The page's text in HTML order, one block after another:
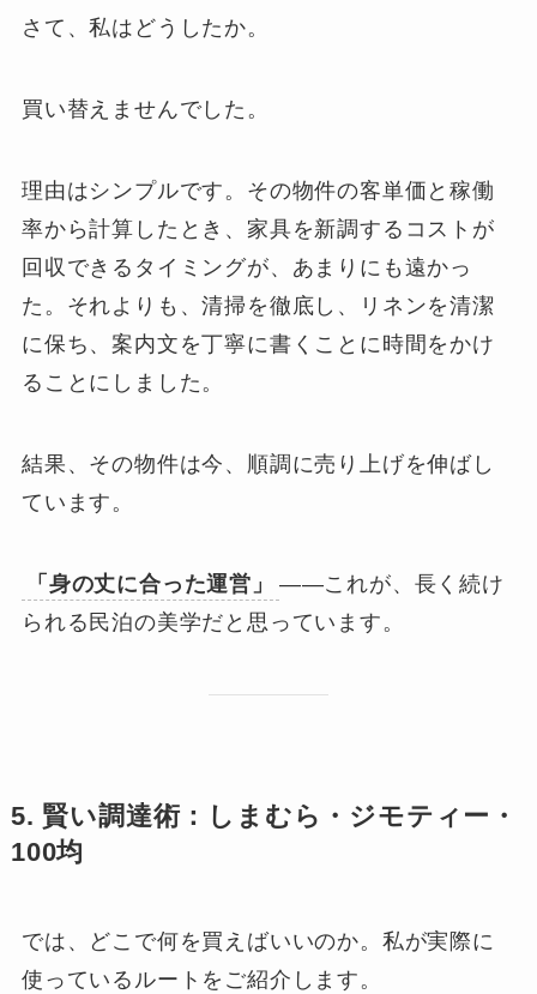
さて、私はどうしたか。
買い替えませんでした。
理由はシンプルです。その物件の客単価と稼働
率から計算したとき、家具を新調するコストが
回収できるタイミングが、あまりにも遠かっ
た。それよりも、清掃を徹底し、リネンを清潔
に保ち、案内文を丁寧に書くことに時間をかけ
ることにしました。
結果、その物件は今、順調に売り上げを伸ばし
ています。
「身の丈に合った運営」
——これが、長く続け
られる民泊の美学だと思っています。
5. 賢い調達術：しまむら・ジモティー・
100均
では、どこで何を買えばいいのか。私が実際に
使っているルートをご紹介します。